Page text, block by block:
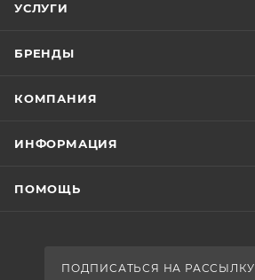
УСЛУГИ
БРЕНДЫ
КОМПАНИЯ
ИНФОРМАЦИЯ
ПОМОЩЬ
ПОДПИСАТЬСЯ НА РАССЫЛКУ